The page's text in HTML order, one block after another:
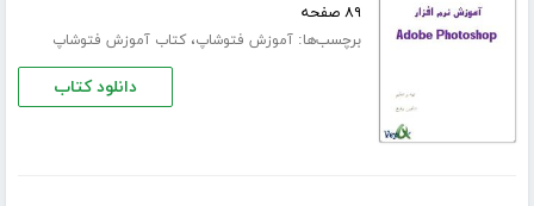
۸۹ صفحه
برچسب‌ها:آموزش فتوشاپ،کتاب آموزش فتوشاپ
دانلود کتاب